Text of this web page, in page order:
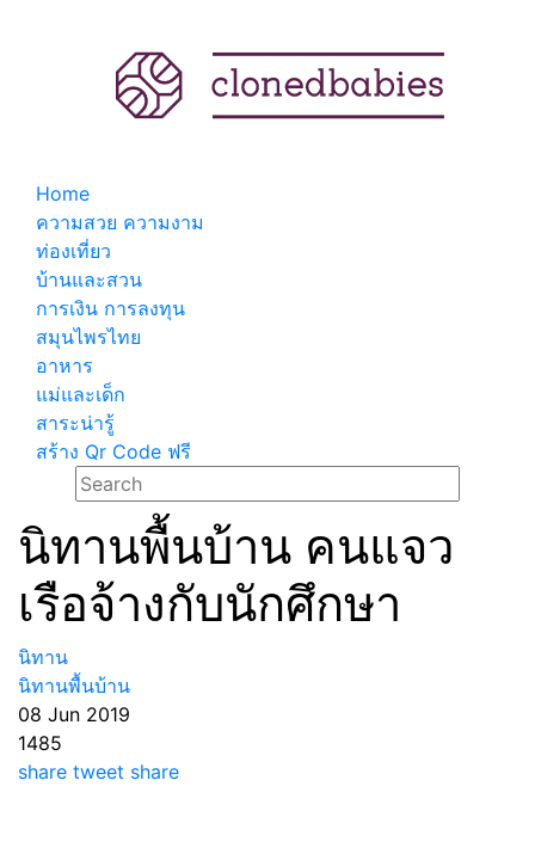
Home
ความสวย ความงาม
ท่องเที่ยว
บ้านและสวน
การเงิน การลงทุน
สมุนไพรไทย
อาหาร
แม่และเด็ก
สาระน่ารู้
สร้าง Qr Code ฟรี
นิทานพื้นบ้าน คนแจว
เรือจ้างกับนักศึกษา
นิทาน
นิทานพื้นบ้าน
08 Jun 2019
1485
share tweet share